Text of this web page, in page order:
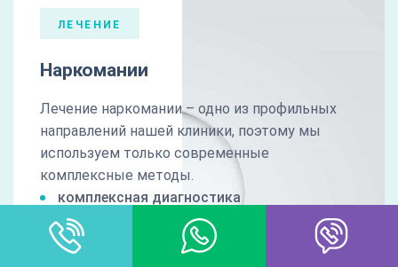
ЛЕЧЕНИЕ
Наркомании
Лечение наркомании – одно из профильных
направлений нашей клиники, поэтому мы
используем только современные
комплексные методы.
комплексная диагностика
медикаментозная коррекция
психокоррекционная терапия